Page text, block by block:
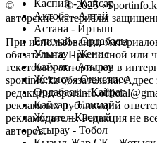
Каспий - Кайсар
Актобе - Алтай
Астана - Иртыш
Елимай - Ордабасы
Улытау - Женис
Кайрат - Атырау
Жетысу - Окжетпес
Ордабасы - Кайрат
Кайсар - Елимай
Женис - Каспий
Атырау - Тобол
© Copyright© 2025
авторские материалы
При использовании
обязательна. При полной или
текстовых материалов в
sportinfo.kz обязательна.
редакции:
рекламных публикаций
рекламодатель. Редакция не
авторов.